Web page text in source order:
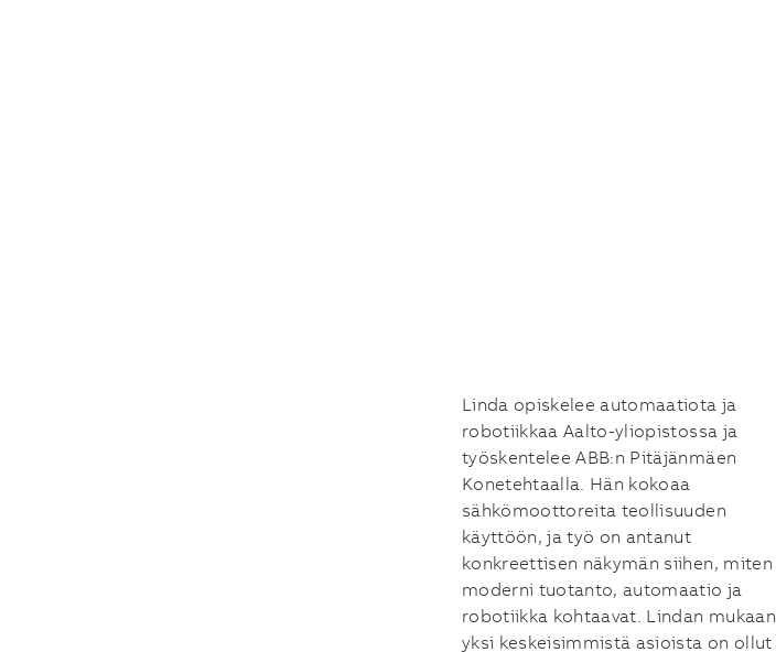
Linda opiskelee automaatiota ja
robotiikkaa Aalto-yliopistossa ja
työskentelee ABB:n Pitäjänmäen
Konetehtaalla. Hän kokoaa
sähkömoottoreita teollisuuden
käyttöön, ja työ on antanut
konkreettisen näkymän siihen, miten
moderni tuotanto, automaatio ja
robotiikka kohtaavat. Lindan mukaan
yksi keskeisimmistä asioista on ollut